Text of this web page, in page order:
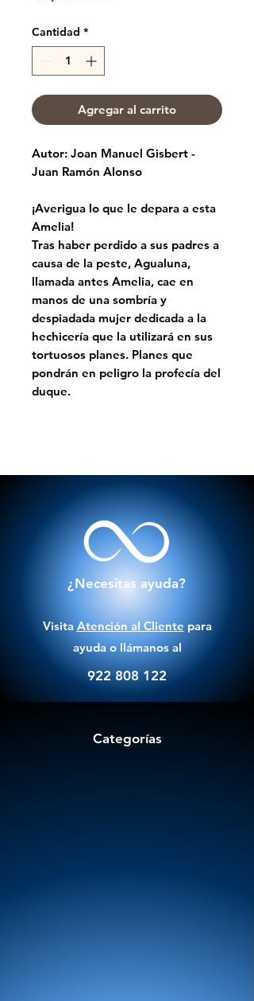
Cantidad *
Agregar al carrito
Autor: Joan Manuel Gisbert -
Juan Ramón Alonso
¡Averigua lo que le depara a esta
Amelia!
Tras haber perdido a sus padres a
causa de la peste, Agualuna,
llamada antes Amelia, cae en
manos de una sombría y
despiadada mujer dedicada a la
hechicería que la utilizará en sus
tortuosos planes. Planes que
pondrán en peligro la profecía del
duque.
¿Necesitas ayuda?
Visita Atención al Cliente para
ayuda o llámanos al
922 808 122
Categorías